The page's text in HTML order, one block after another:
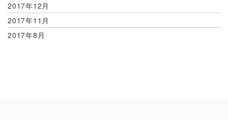
2017年12月
2017年11月
2017年8月